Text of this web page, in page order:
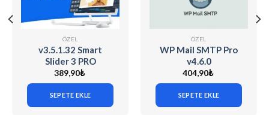
ÖZEL
v3.5.1.32 Smart
Slider 3 PRO
[WordPress] + 90
Demo Sliders
389,90₺
SEPETE EKLE
ÖZEL
WP Mail SMTP Pro
v4.6.0
404,90₺
SEPETE EKLE